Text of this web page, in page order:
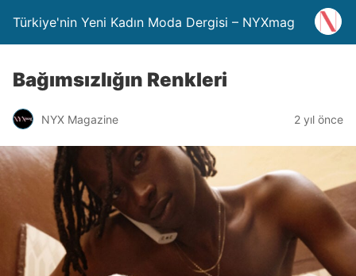
Türkiye'nin Yeni Kadın Moda Dergisi – NYXmag
Bağımsızlığın Renkleri
NYX Magazine 2 yıl önce